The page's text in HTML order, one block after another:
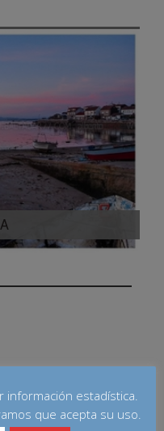
información estadística.
que acepta su uso.